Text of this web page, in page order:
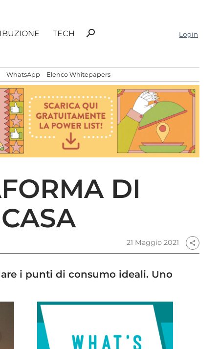
TECH
Ricerca
search Login
WhatsApp Elenco Whitepapers
DI
21 Maggio 2021 share
i punti di consumo ideali. Uno